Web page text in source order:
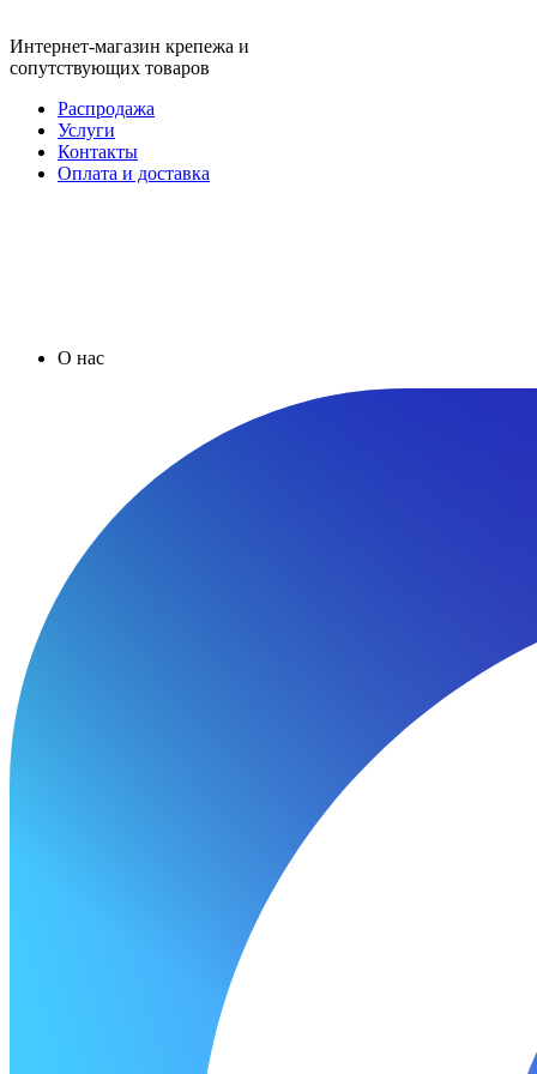
Интернет-магазин крепежа и
сопутствующих товаров
Распродажа
Услуги
Контакты
Оплата и доставка
О нас